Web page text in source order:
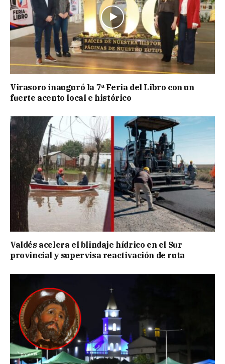
Virasoro inauguró la 7ª Feria del Libro con un
fuerte acento local e histórico
Valdés acelera el blindaje hídrico en el Sur
provincial y supervisa reactivación de ruta